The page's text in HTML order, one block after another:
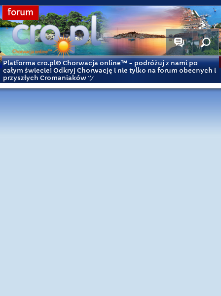
forum
Platforma cro.pl© Chorwacja online™ - podróżuj z nami po
całym świecie! Odkryj Chorwację i nie tylko na forum obecnych i
przyszłych Cromaniaków ツ